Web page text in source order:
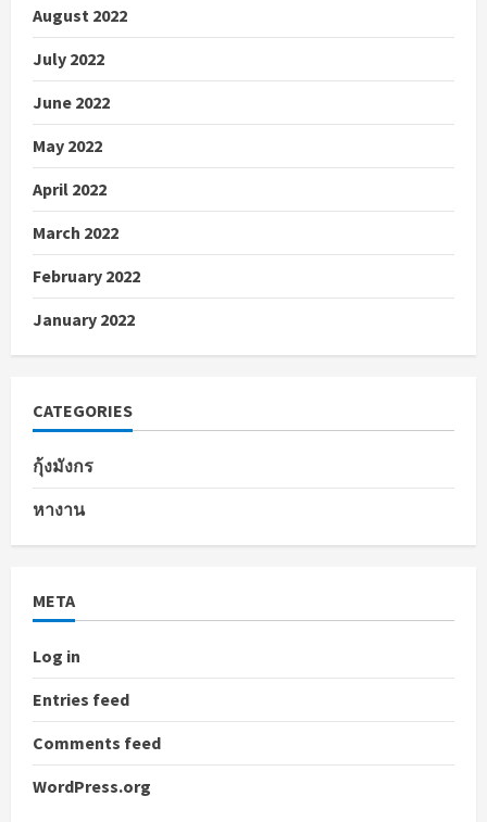
August 2022
July 2022
June 2022
May 2022
April 2022
March 2022
February 2022
January 2022
CATEGORIES
กุ้งมังกร
หางาน
META
Log in
Entries feed
Comments feed
WordPress.org